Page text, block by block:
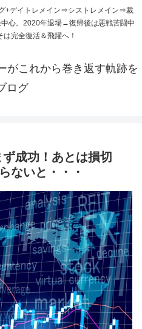
+デイトレメイン⇒シストレメイン⇒裁
心。2020年退場→復帰後は悪戦苦闘中
完全復活＆飛躍へ！
がこれから巻き返す軌跡を
ログ
成功！あとは損切
ないと・・・